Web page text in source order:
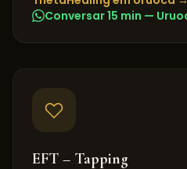
Conversar 15 min —
EFT – Tapping